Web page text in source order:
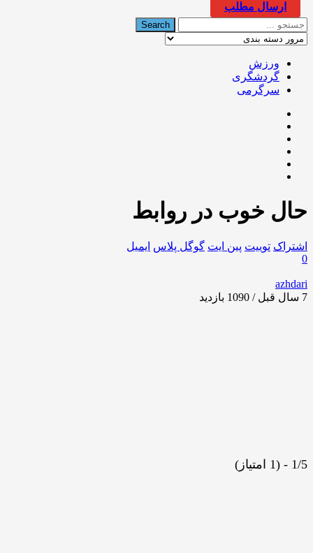
ارسال مطلب
ورزش
گردشگری
سرگرمی
حال خوب در روابط
اشتراک توییت پین ایت گوگل‌ پلاس ایمیل
0
azhdari
7 سال قبل / 1090
بازدید
1/5 - (1 امتیاز)